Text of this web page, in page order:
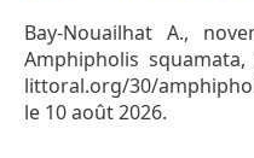
Bay-Nouailhat A.,
Amphipholis
littoral.org/30/
le 10 août 2026.